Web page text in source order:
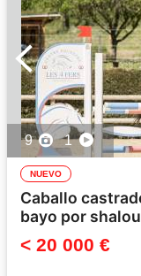
9 1
NUEVO
Caballo
bayo por
< 20 000 €